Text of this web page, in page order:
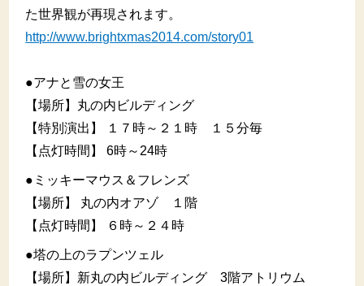
た世界観が再現されます。
http://www.brightxmas2014.com/story01
●アナと雪の女王
【場所】丸の内ビルディング
【特別演出】 １７時～２１時 １５分毎
【点灯時間】 6時～24時
●ミッキーマウス＆フレンズ
【場所】 丸の内オアゾ １階
【点灯時間】 ６時～２４時
●塔の上のラプンツェル
【場所】新丸の内ビルディング 3階アトリウム